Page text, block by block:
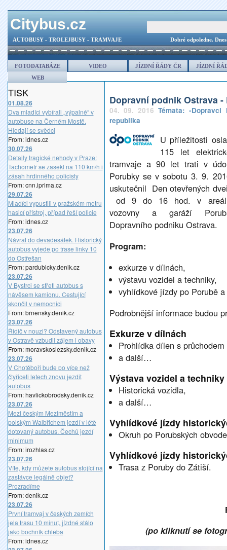
Citybus.cz
AUTOBUSY - TROLEJBUSY - TRAMVAJE Dobré odpoledne.
FOTODATABÁZE VIDEO JÍZDNÍ ŘÁDY ČR
JÍZDNÍ
WEB
TISK
01.08.26
Dva mladíci vybírali „výpalné“ v
autobuse na Černém Mostě.
Hledají se svědci
From: idnes.cz
30.07.26
Detaily tragické nehody v Praze:
Tachometr se zasekl na 110 km/h i
zásah hrdinného policisty
From: cnn.iprima.cz
29.07.26
Mladíci vypustili v pražském metru
hasicí přístroj, případ řeší policie
From: idnes.cz
23.07.26
Návrat do devadesátek. Historický
autobus vyjede po trase linky 10
do Ostřešan
From: pardubicky.denik.cz
23.07.26
V Bystrci se střetl autobus s
návěsem kamionu. Cestující
skončil v nemocnici
From: brnensky.denik.cz
23.07.26
Řidič v nouzi? Odstavený autobus
v Ostravě vzbudil zájem i obavy
From: moravskoslezsky.denik.cz
23.07.26
V Chotěboři bude po více než
čtyřiceti letech znovu jezdit
autobus
From: havlickobrodsky.denik.cz
23.07.26
Mezi českým Meziměstím a
polským Walbřichem jezdí v létě
dotovaný autobus. Čechů jezdí
minimum
From: irozhlas.cz
23.07.26
Víte, kdy můžete autobus stojící na
zastávce legálně objet?
Prozradíme
From: denik.cz
23.07.26
První tramvaj v českých zemích
jela trasu 10 minut, jízdné stálo
jako bochník chleba
From: idnes.cz
Dopravní podnik Ostrava
04. 09. 2016Témata:-Dopravci
republika
U příležitosti
115 let
tramvaje a 90 let trati v
Porubky se v sobotu 3. 9.
uskutečnil Den otevřených
od 9 do 16 hod. v
vozovny a garáží
Dopravního podniku Ostrava.
Program:
exkurze v dílnách,
výstavu vozidel a techniky,
vyhlídkové jízdy po Porubě
Podrobnější informace budou
Exkurze v dílnách
Prohlídka dílen s
a další…
Výstava vozidel a techniky
Historická vozidla,
a další…
Vyhlídkové jízdy
Okruh po Porubských
Vyhlídkové jízdy
Trasa z Poruby do Zátiší.
(po kliknutí se